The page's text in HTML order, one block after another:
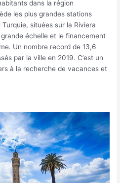
dans la région
les plus grandes stations
situées sur la Riviera
échelle et le financement
Un nombre record de 13,6
par la ville en 2019. C’est un
à la recherche de vacances et